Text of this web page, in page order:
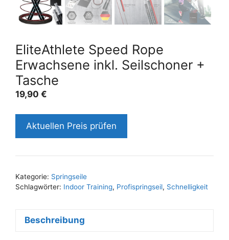
EliteAthlete Speed Rope
Erwachsene inkl. Seilschoner +
Tasche
19,90 €
Aktuellen Preis prüfen
Kategorie: Springseile
Schlagwörter: Indoor Training, Profispringseil, Schnelligkeit
Beschreibung